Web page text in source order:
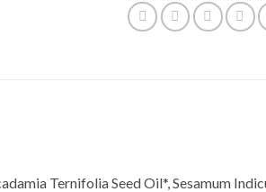
Ternifolia Seed Oil*, Sesamum